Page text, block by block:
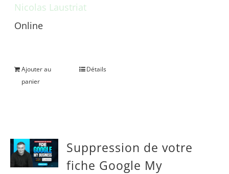
Nicolas Laustriat
Online
Ajouter au
panier
Détails
Suppression de votre
fiche Google My